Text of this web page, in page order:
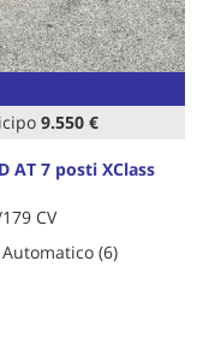
9.550 €
AT 7 posti XClass
CV
(6)